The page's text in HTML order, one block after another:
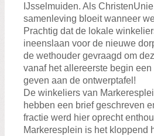
IJsselmuiden. Als
samenleving bloeit wanneer
Prachtig dat de lokale
ineenslaan voor de nieuwe
de wethouder gevraagd om
vanaf het allereerste begin
geven aan de ontwerptafel!
De winkeliers van
hebben een brief geschreven
fractie werd hier oprecht
Markeresplein is het kloppend